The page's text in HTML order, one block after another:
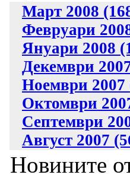
Март 2008
Февруари
Януари 2008
Декември
Ноември 2007
Октомври
Септември
Август 2007
Новините